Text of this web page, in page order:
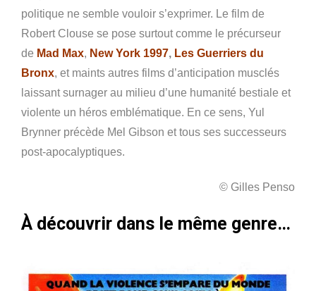
politique ne semble vouloir s’exprimer. Le film de
Robert Clouse se pose surtout comme le précurseur
de Mad Max, New York 1997, Les Guerriers du
Bronx, et maints autres films d’anticipation musclés
laissant surnager au milieu d’une humanité bestiale et
violente un héros emblématique. En ce sens, Yul
Brynner précède Mel Gibson et tous ses successeurs
post-apocalyptiques.
© Gilles Penso
À découvrir dans le même genre…